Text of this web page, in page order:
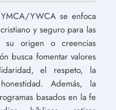
YWCA se enfoca
y seguro para las
su origen o creencias
busca fomentar valores
el respeto, la
Además, la
basados en la fe